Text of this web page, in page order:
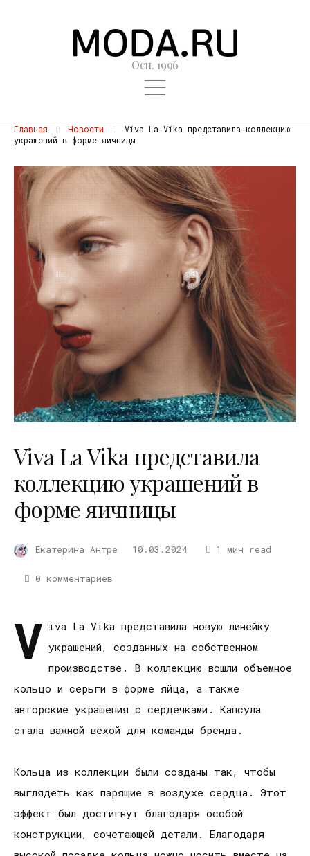
Осн. 1996
Главная Новости
Viva La Vika представила коллекцию
украшений в форме яичницы
Viva La Vika представила
коллекцию украшений в
форме яичницы
Екатерина Антре 10.03.2024 1 мин read
0 комментариев
V iva La Vika представила новую линейку
украшений, созданных на собственном
производстве. В коллекцию вошли объемное
кольцо и серьги в форме яйца, а также
авторские украшения с сердечками. Капсула
стала важной вехой для команды бренда.
Кольца из коллекции были созданы так, чтобы
выглядеть как парящие в воздухе сердца. Этот
эффект был достигнут благодаря особой
конструкции, сочетающей детали. Благодаря